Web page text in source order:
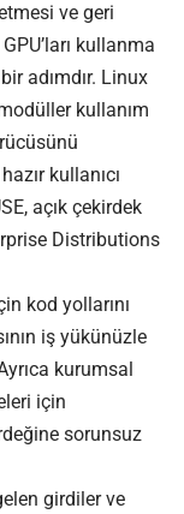
ve geri
kullanma
adımdır. Linux
kullanım
kullanıcı
açık çekirdek
Distributions
kod yollarını
iş yükünüzle
kurumsal
için
sorunsuz
girdiler ve